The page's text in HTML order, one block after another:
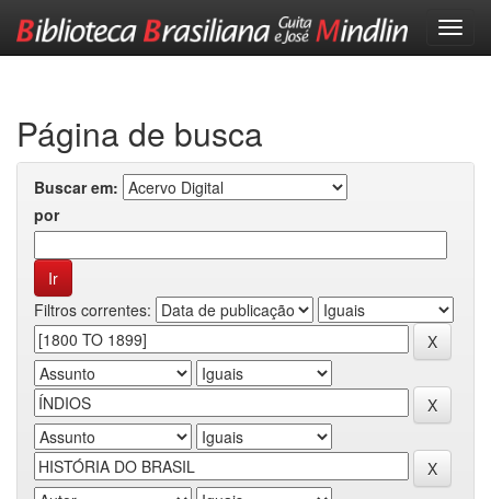
Página de busca
Buscar em:
por
Filtros correntes: